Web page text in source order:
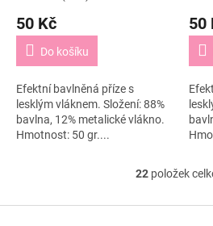
50 Kč
Do košíku
Efektní bavlněná příze s
lesklým vláknem. Složení: 88%
bavlna, 12% metalické vlákno.
Hmotnost: 50 gr....
50
O
l
22položek